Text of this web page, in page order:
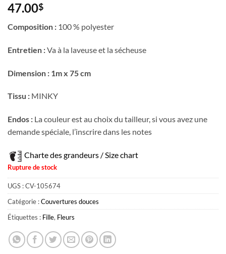
47.00$
Composition : 100 % polyester
Entretien :Va à la laveuse et la sécheuse
Dimension : 1m x 75 cm
Tissu : MINKY
Endos : La couleur est au choix du tailleur, si vous avez une
demande spéciale, l’inscrire dans les notes
Charte des grandeurs / Size chart
Rupture de stock
UGS :CV-105674
Catégorie :Couvertures douces
Étiquettes : Fille, Fleurs